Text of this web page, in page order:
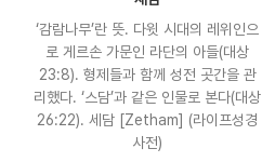
‘감람나무’란 뜻. 다윗 시대의 레위인으
로 게르손 가문인 라단의 아들(대상
23:8). 형제들과 함께 성전 곳간을 관
리했다. ‘스담’과 같은 인물로 본다(대상
26:22). 세담 [Zetham] (라이프성경
사전)